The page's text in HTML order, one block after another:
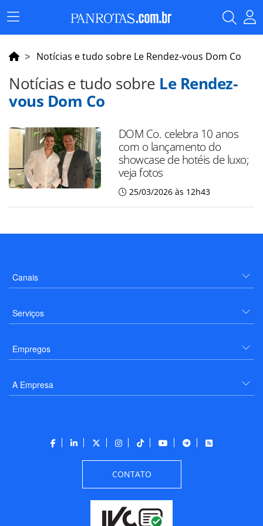
Menu
Principal
Notícias e tudo sobre Le Rendez-vous Dom Co
Notícias e tudo sobre Le Rendez-
vous Dom Co
DOM Co. celebra 10 anos
com o lançamento do
showcase de hotéis de luxo;
veja fotos
25/03/2026 às 12h43
Canais
Serviços
Empregos
A Empresa
CONTATO